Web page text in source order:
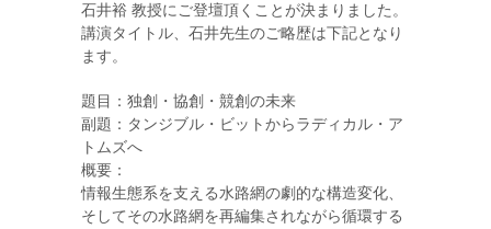
石井裕 教授にご登壇頂くことが決まりました。
講演タイトル、石井先生のご略歴は下記となり
ます。
題目：独創・協創・競創の未来
副題：タンジブル・ビットからラディカル・ア
トムズへ
概要：
情報生態系を支える水路網の劇的な構造変化、
そしてその水路網を再編集されながら循環する